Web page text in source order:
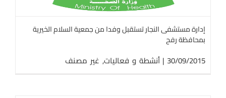
إدارة مستشفى النجار تستقبل وفدا من جمعية السلام الخيرية
بمحافظة رفح
30/09/2015
| أنشطة و فعاليات, غير مصنف